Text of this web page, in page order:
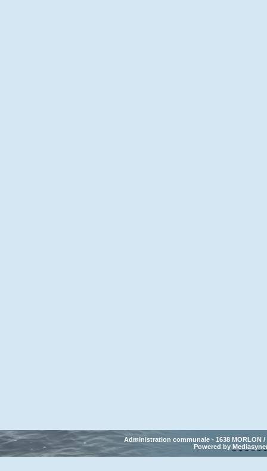
Administration communale - 1638 MORLON /
Powered by